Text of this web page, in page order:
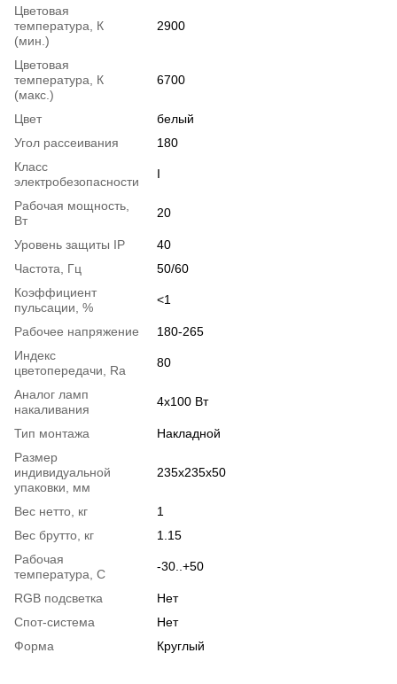
Цветовая
температура, К
(мин.)
2900
Цветовая
температура, К
(макс.)
6700
Цвет
белый
Угол рассеивания
180
Класс
электробезопасности
І
Рабочая мощность,
Вт
20
Уровень защиты IP
40
Частота, Гц
50/60
Коэффициент
пульсации, %
<1
Рабочее напряжение
180-265
Индекс
цветопередачи, Ra
80
Аналог ламп
накаливания
4x100 Вт
Тип монтажа
Накладной
Размер
индивидуальной
упаковки, мм
235х235х50
Вес нетто, кг
1
Вес брутто, кг
1.15
Рабочая
температура, С
-30..+50
RGB подсветка
Нет
Спот-система
Нет
Форма
Круглый